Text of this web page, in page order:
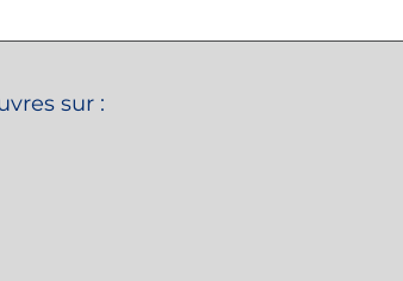
sur :